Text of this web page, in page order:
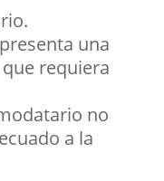
una
requiera
no
a la